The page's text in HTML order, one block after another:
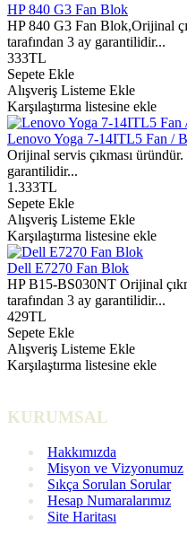
HP 840 G3 Fan Blok
HP 840 G3 Fan Blok,Orijinal
tarafından 3 ay garantilidir...
333TL
Sepete Ekle
Alışveriş Listeme Ekle
Karşılaştırma listesine ekle
Lenovo Yoga 7-14ITL5 Fan /
Orijinal servis çıkması
garantilidir...
1.333TL
Sepete Ekle
Alışveriş Listeme Ekle
Karşılaştırma listesine ekle
Dell E7270 Fan Blok
HP B15-BS030NT Orijinal
tarafından 3 ay garantilidir...
429TL
Sepete Ekle
Alışveriş Listeme Ekle
Karşılaştırma listesine ekle
KURUMSAL
Hakkımızda
Misyon ve Vizyonumuz
Sıkça Sorulan Sorular
Hesap Numaralarımız
Site Haritası